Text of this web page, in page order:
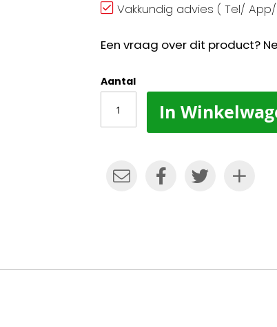
Vakkundig advies ( Tel/
Een vraag over dit product?
Aantal
In